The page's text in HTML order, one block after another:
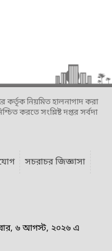
কর্তৃক নিয়মিত হালনাগাদ করা
করতে সংশ্লিষ্ট দপ্তর সর্বদা
সচরাচর জিজ্ঞাসা
৬ আগস্ট, ২০২৬ এ